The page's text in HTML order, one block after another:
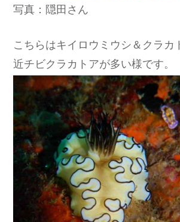
写真：隠田さん
こちらはキイロウミウシ＆クラカ
近チビクラカトアが多い様です。